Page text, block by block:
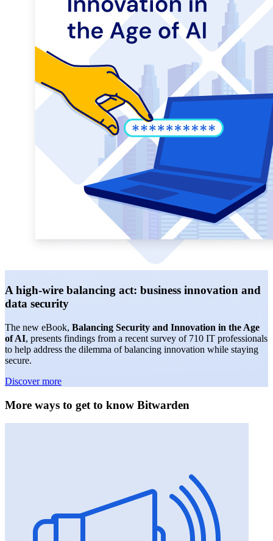
A high-wire balancing act: business innovation and
data security
The new eBook, Balancing Security and Innovation in the Age
of AI, presents findings from a recent survey of 710 IT professionals
to help address the dilemma of balancing innovation while staying
secure.
Discover more
More ways to get to know Bitwarden